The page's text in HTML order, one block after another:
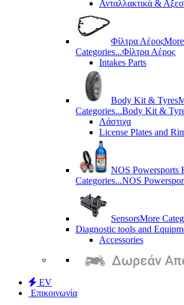
Ανταλλακτικά &
Φίλτρα ΑέροςMore
Categories...Φίλτρα Αέρος
Intakes Parts
Body Kit & Tyres
Categories...Body Kit &
Λάστιχα
License Plates and
NOS Powersports
Categories...NOS
SensorsMore
Diagnostic tools and
Accessories
EV
Επικοινωνία